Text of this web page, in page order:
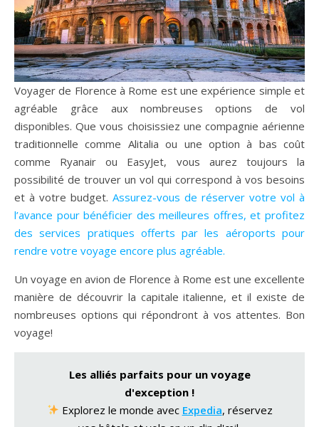
Voyager de Florence à Rome est une expérience simple et
agréable grâce aux nombreuses options de vol
disponibles. Que vous choisissiez une compagnie aérienne
traditionnelle comme Alitalia ou une option à bas coût
comme Ryanair ou EasyJet, vous aurez toujours la
possibilité de trouver un vol qui correspond à vos besoins
et à votre budget. Assurez-vous de réserver votre vol à
l’avance pour bénéficier des meilleures offres, et profitez
des services pratiques offerts par les aéroports pour
rendre votre voyage encore plus agréable.
Un voyage en avion de Florence à Rome est une excellente
manière de découvrir la capitale italienne, et il existe de
nombreuses options qui répondront à vos attentes. Bon
voyage!
Les alliés parfaits pour un voyage
d'exception !
Explorez le monde avec Expedia, réservez